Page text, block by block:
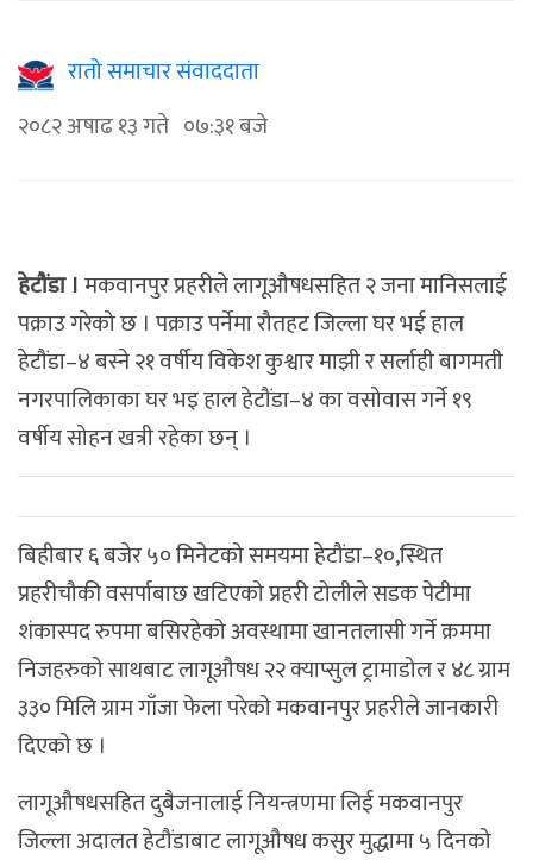
रातो समाचार संवाददाता
२०८२ अषाढ १३ गते ०७:३१ बजे
हेटौंडा ।मकवानपुर प्रहरीले लागूऔषधसहित २ जना मानिसलाई
पक्राउ गरेको छ । पक्राउ पर्नेमा रौतहट जिल्ला घर भई हाल
हेटौंडा–४ बस्ने २१ वर्षीय विकेश कुश्वार माझी र सर्लाही बागमती
नगरपालिकाका घर भइ हाल हेटौंडा–४ का वसोवास गर्ने १९
वर्षीय सोहन खत्री रहेका छन् ।
बिहीबार ६ बजेर ५० मिनेटको समयमा हेटौंडा–१०,स्थित
प्रहरीचौकी वसर्पाबाछ खटिएको प्रहरी टोलीले सडक पेटीमा
शंकास्पद रुपमा बसिरहेको अवस्थामा खानतलासी गर्ने क्रममा
निजहरुको साथबाट लागूऔषध २२ क्याप्सुल ट्रामाडोल र ४८ ग्राम
३३० मिलि ग्राम गाँजा फेला परेको मकवानपुर प्रहरीले जानकारी
दिएको छ ।
लागूऔषधसहित दुबैजनालाई नियन्त्रणमा लिई मकवानपुर
जिल्ला अदालत हेटौंडाबाट लागूऔषध कसुर मुद्धामा ५ दिनको